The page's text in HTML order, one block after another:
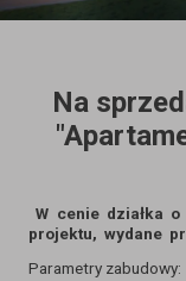
Na
W cenie działka
projektu, wydane
Parametry zabudowy: